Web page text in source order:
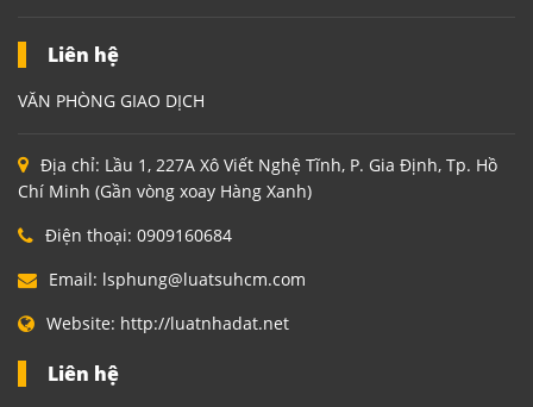
Liên hệ
VĂN PHÒNG GIAO DỊCH
Địa chỉ: Lầu 1, 227A Xô Viết Nghệ Tĩnh, P. Gia Định, Tp. Hồ
Chí Minh (Gần vòng xoay Hàng Xanh)
Điện thoại: 0909160684
Email: lsphung@luatsuhcm.com
Website: http://luatnhadat.net
Liên hệ